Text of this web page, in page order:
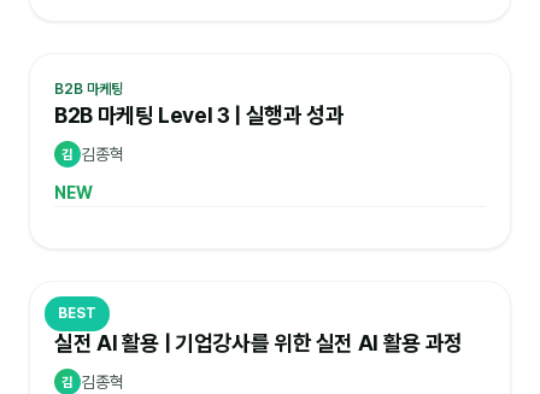
B2B 마케팅
B2B 마케팅 Level 3 | 실행과 성과
김
김종혁
NEW
BEST
AI 실무
실전 AI 활용 | 기업강사를 위한 실전 AI 활용 과정
김
김종혁